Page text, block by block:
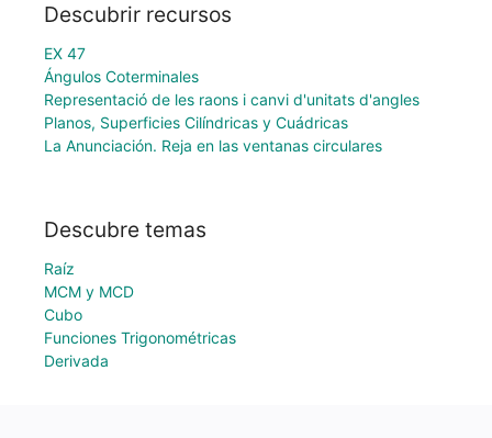
Descubrir recursos
EX 47
Ángulos Coterminales
Representació de les raons i canvi d'unitats d'angles
Planos, Superficies Cilíndricas y Cuádricas
La Anunciación. Reja en las ventanas circulares
Descubre temas
Raíz
MCM y MCD
Cubo
Funciones Trigonométricas
Derivada